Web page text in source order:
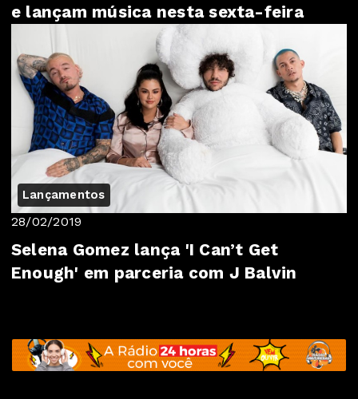
e lançam música nesta sexta-feira
Lançamentos
28/02/2019
Selena Gomez lança 'I Can’t Get
Enough' em parceria com J Balvin